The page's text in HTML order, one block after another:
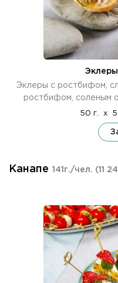
Эклеры с ростбифом,
ростбифом, соленым
50 г. x
Канапе 141г./чел. (11